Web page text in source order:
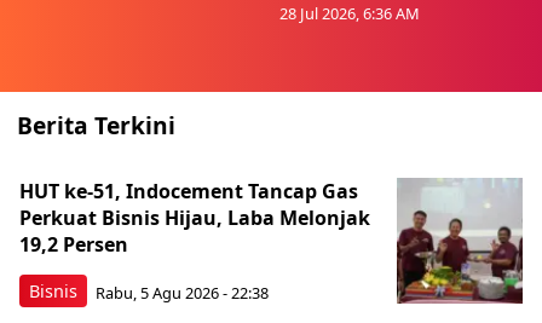
28 Jul 2026, 6:36 AM
Berita Terkini
Bisnis
HUT ke-51, Indocement Tancap Gas
Perkuat Bisnis Hijau, Laba Melonjak
19,2 Persen
Rabu, 5 Agu 2026 - 22:38